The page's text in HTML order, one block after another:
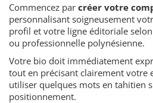
Commencez par créer votre
personnalisant soigneusement
profil et votre ligne éditoriale
ou professionnelle polynésienne.
Votre bio doit immédiatement
tout en précisant clairement votre
utiliser quelques mots en tahitien
positionnement.